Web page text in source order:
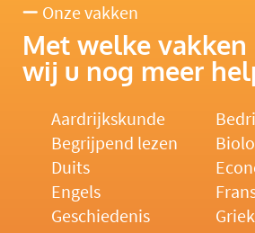
Onze vakken
Met welke vakken
wij u nog meer
Aardrijkskunde
Begrijpend lezen
Duits
Engels
Geschiedenis